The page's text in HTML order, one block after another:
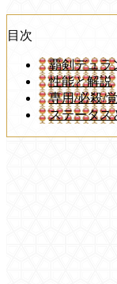
目次
覇剣デュラ
性能と解説
専用/必殺/
ステータス